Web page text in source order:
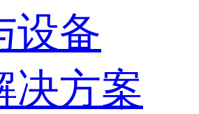
设备
决方案